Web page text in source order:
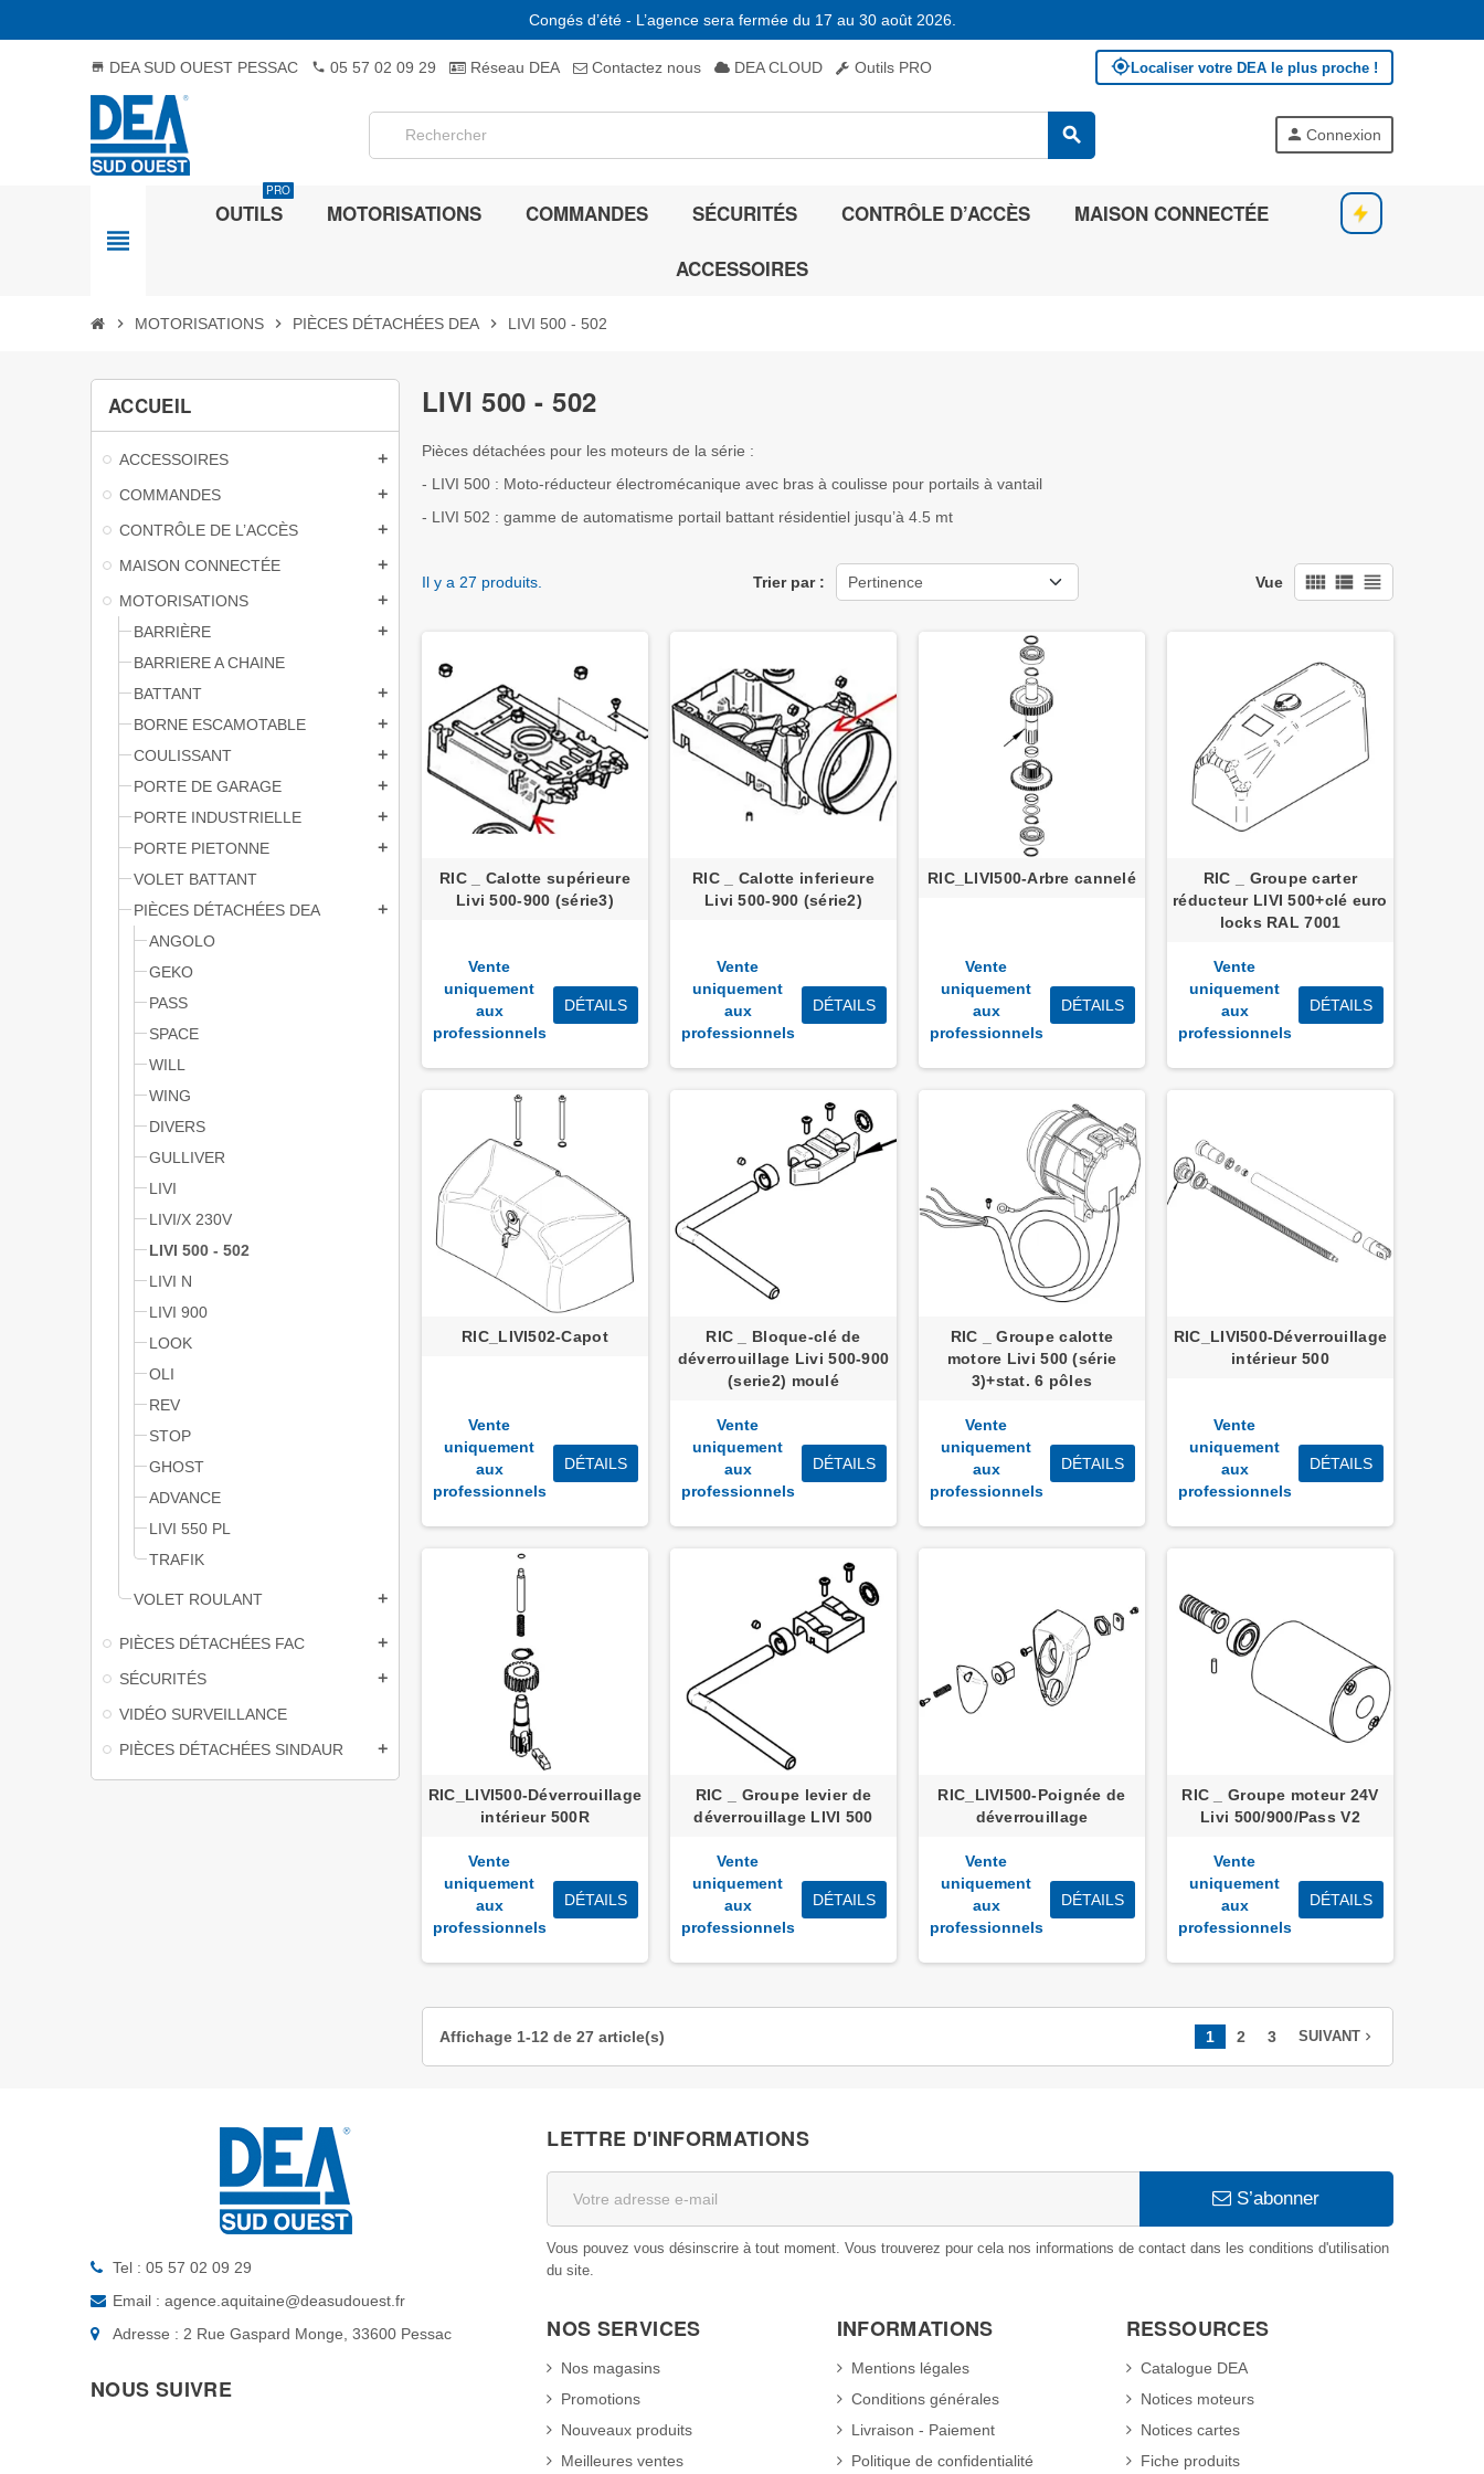
Congés d’été - L’agence sera fermée du 17 au 30 août 2026.
store DEA SUD OUEST PESSAC phone 05 57 02 09 29 Réseau DEA Contactez nous DEA CLOUD Outils PRO my_locationLocaliser votre DEA le plus proche !
search person Connexion
view_headline
OUTILS
PRO
MOTORISATIONS COMMANDES SÉCURITÉS CONTRÔLE D’ACCÈS MAISON CONNECTÉE
ACCESSOIRES
chevron_right MOTORISATIONS chevron_right PIÈCES DÉTACHÉES DEA chevron_right LIVI 500 - 502
ACCUEIL
ACCESSOIRES add
COMMANDES add
CONTRÔLE DE L’ACCÈS add
MAISON CONNECTÉE add
MOTORISATIONS add
BARRIÈRE add
BARRIERE A CHAINE
BATTANT
add
BORNE ESCAMOTABLE add
COULISSANT add
PORTE DE GARAGE add
PORTE INDUSTRIELLE add
PORTE PIETONNE add
VOLET BATTANT
PIÈCES DÉTACHÉES DEA
add
ANGOLO
GEKO
PASS
SPACE
WILL
WING
DIVERS
GULLIVER
LIVI
LIVI/X 230V
LIVI 500 - 502
LIVI N
LIVI 900
LOOK
OLI
REV
STOP
GHOST
ADVANCE
LIVI 550 PL
TRAFIK
VOLET ROULANT add
PIÈCES DÉTACHÉES FAC add
SÉCURITÉS add
VIDÉO SURVEILLANCE
PIÈCES DÉTACHÉES SINDAUR
add
LIVI 500 - 502
Pièces détachées pour les moteurs de la série :
- LIVI 500 : Moto-réducteur électromécanique avec bras à coulisse pour portails à vantail
- LIVI 502 : gamme de automatisme portail battant résidentiel jusqu’à 4.5 mt
Trier par : Pertinence Vue view_comfy view_list view_headline
Il y a 27 produits.
RIC _ Calotte supérieure
Livi 500-900 (série3)
Vente
uniquement
aux
professionnels
DÉTAILS
RIC _ Calotte inferieure
Livi 500-900 (série2)
Vente
uniquement
aux
professionnels
DÉTAILS
RIC_LIVI500-Arbre cannelé
Vente
uniquement
aux
professionnels
DÉTAILS
RIC _ Groupe carter
réducteur LIVI 500+clé euro
locks RAL 7001
Vente
uniquement
aux
professionnels
DÉTAILS
RIC_LIVI502-Capot
Vente
uniquement
aux
professionnels
DÉTAILS
RIC _ Bloque-clé de
déverrouillage Livi 500-900
(serie2) moulé
Vente
uniquement
aux
professionnels
DÉTAILS
RIC _ Groupe calotte
motore Livi 500 (série
3)+stat. 6 pôles
Vente
uniquement
aux
professionnels
DÉTAILS
RIC_LIVI500-Déverrouillage
intérieur 500
Vente
uniquement
aux
professionnels
DÉTAILS
RIC_LIVI500-Déverrouillage
intérieur 500R
Vente
uniquement
aux
professionnels
DÉTAILS
RIC _ Groupe levier de
déverrouillage LIVI 500
Vente
uniquement
aux
professionnels
DÉTAILS
RIC_LIVI500-Poignée de
déverrouillage
Vente
uniquement
aux
professionnels
DÉTAILS
RIC _ Groupe moteur 24V
Livi 500/900/Pass V2
Vente
uniquement
aux
professionnels
DÉTAILS
Affichage 1-12 de 27 article(s) 1 2 3 SUIVANTnavigate_next
Tel : 05 57 02 09 29
Email : agence.aquitaine@deasudouest.fr
Adresse : 2 Rue Gaspard Monge, 33600 Pessac
NOUS SUIVRE
LETTRE D'INFORMATIONS
S’abonner
Vous pouvez vous désinscrire à tout moment. Vous trouverez pour cela nos informations de contact dans les conditions d'utilisation
du site.
NOS SERVICES
Nos magasins
Promotions
Nouveaux produits
Meilleures ventes
INFORMATIONS
Mentions légales
Conditions générales
Livraison - Paiement
Politique de confidentialité
RESSOURCES
Catalogue DEA
Notices moteurs
Notices cartes
Fiche produits